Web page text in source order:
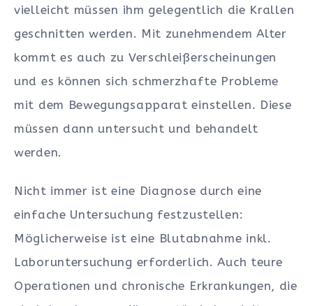
vielleicht müssen ihm gelegentlich die Krallen
geschnitten werden. Mit zunehmendem Alter
kommt es auch zu Verschleißerscheinungen
und es können sich schmerzhafte Probleme
mit dem Bewegungsapparat einstellen. Diese
müssen dann untersucht und behandelt
werden.
Nicht immer ist eine Diagnose durch eine
einfache Untersuchung festzustellen:
Möglicherweise ist eine Blutabnahme inkl.
Laboruntersuchung erforderlich. Auch teure
Operationen und chronische Erkrankungen, die